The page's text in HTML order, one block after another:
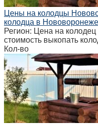
Цены на колодцы
колодца в Нововоронеже
Регион: Цена на
стоимость выкопать
Кол-во